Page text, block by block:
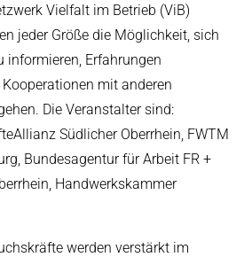
Vielfalt im Betrieb (ViB)
jeder Größe die Möglichkeit, sich
informieren, Erfahrungen
mit anderen
Die Veranstalter sind:
Südlicher Oberrhein, FWTM
Bundesagentur für Arbeit FR +
Handwerkskammer
werden verstärkt im